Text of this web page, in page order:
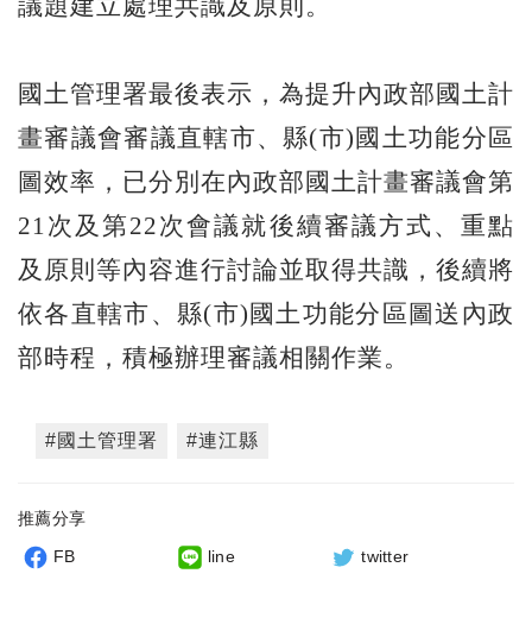
議題建立處理共識及原則。
國土管理署最後表示，為提升內政部國土計
畫審議會審議直轄市、縣(市)國土功能分區
圖效率，已分別在內政部國土計畫審議會第
21次及第22次會議就後續審議方式、重點
及原則等內容進行討論並取得共識，後續將
依各直轄市、縣(市)國土功能分區圖送內政
部時程，積極辦理審議相關作業。
#國土管理署 #連江縣
推薦分享
FB line twitter